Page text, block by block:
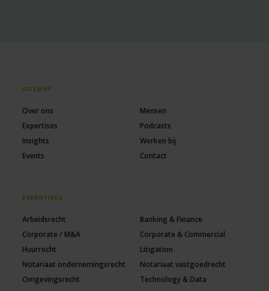
SITEMAP
Over ons
Mensen
Expertises
Podcasts
Insights
Werken bij
Events
Contact
EXPERTISES
Arbeidsrecht
Banking & Finance
Corporate / M&A
Corporate & Commercial
Huurrecht
Litigation
Notariaat ondernemingsrecht
Notariaat vastgoedrecht
Omgevingsrecht
Technology & Data